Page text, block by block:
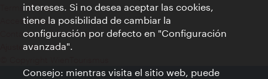
Terms of Use
Accesibilidad
Contacto para la prensa
Ajustes de cookie
intereses. Si no desea aceptar las cookies,
tiene la posibilidad de cambiar la
configuración por defecto en "Configuración
avanzada".
Consejo: mientras visita el sitio web, puede